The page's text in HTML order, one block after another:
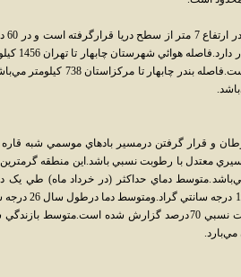
بندر چابهار-
37 دقيقه طول شرقي و 25 درجه و 17 دقيقه
فاصله زميني از طريق جاده ايرانشهر- کرمان 1961 کيلومتر است.فاصله بندر چابهار
و قرار گرفتن درمسير بادهاي موسمي شبه قاره
معتدل با رطوبت نسبي باشد.اين منطقه
ساله31 درجه سانتي گراد ومتوسط دماي حداقل (دردماي
گرادمي باشد.حداقل رطوبت نسبي 60 درصد و متوسط رطوبت نسبي 70درصد گزارش شده است.متوسط